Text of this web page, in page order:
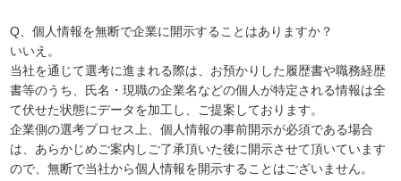
Q、個人情報を無断で企業に開示することはありますか？
いいえ。
当社を通じて選考に進まれる際は、お預かりした履歴書や職務経歴
書等のうち、氏名・現職の企業名などの個人が特定される情報は全
て伏せた状態にデータを加工し、ご提案しております。
企業側の選考プロセス上、個人情報の事前開示が必須である場合
は、あらかじめご案内しご了承頂いた後に開示させて頂いています
ので、無断で当社から個人情報を開示することはございません。